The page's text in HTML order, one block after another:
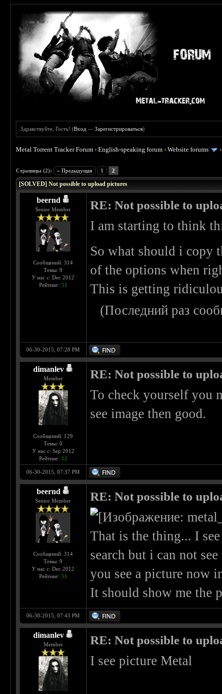
Здравствуйте, Гость! (Вход —Зарегистрироваться)
Metal Torrent Tracker Forum ›English-speaking forum ›Website forums
Страницы (2): « Предыдущая 1 2
[SOLVED] Not possible to upload pictures
beernd
Senior Member
Сообщений: 314
Темы: 9
У нас с: Dec 2012
Рейтинг: 51
RE: Not possible to
I am starting to think
So what should i copy
of the options when
This is getting
(Последний раз
06-30-2015, 07:28 PM
dimanlev
Member
Сообщений: 129
Темы: 0
У нас с: Sep 2012
Рейтинг: 12
RE: Not possible to
To check yourself you
see image then good.
06-30-2015, 07:37 PM
beernd
Senior Member
Сообщений: 314
Темы: 9
У нас с: Dec 2012
Рейтинг: 51
RE: Not possible to
That is the thing... I
search but i can not
you see a picture now
It should show me the
06-30-2015, 07:43 PM
dimanlev
Member RE: Not possible to
I see picture Metal